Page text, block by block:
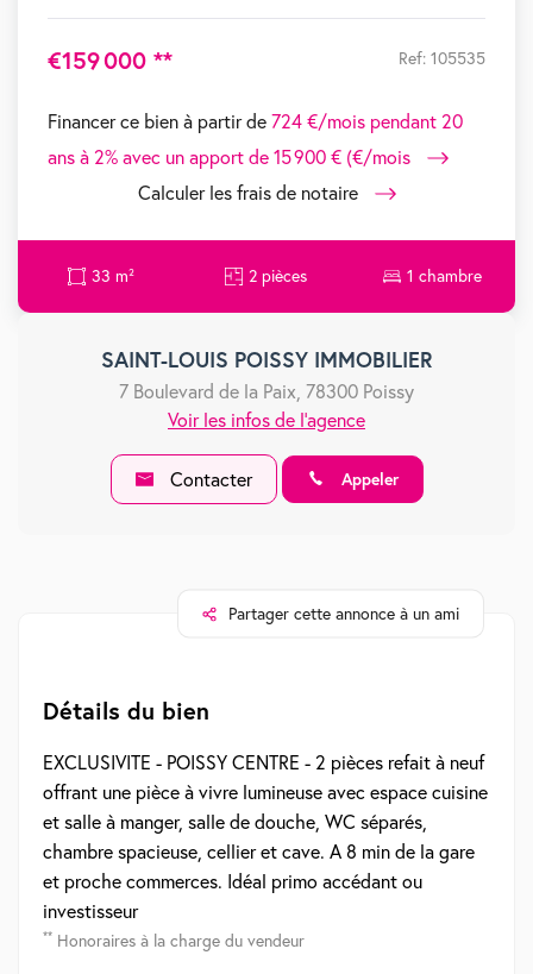
€159 000 ** Ref: 105535
Financer ce bien à partir de 724 €/mois pendant 20
ans à 2% avec un apport de 15 900 € (€/mois
Calculer les frais de notaire
33 m² 2 pièces 1 chambre
SAINT-LOUIS POISSY IMMOBILIER
7 Boulevard de la Paix, 78300 Poissy
Voir les infos de l'agence
Contacter Appeler
Partager cette annonce à un ami
Détails du bien
EXCLUSIVITE - POISSY CENTRE - 2 pièces refait à neuf
offrant une pièce à vivre lumineuse avec espace cuisine
et salle à manger, salle de douche, WC séparés,
chambre spacieuse, cellier et cave. A 8 min de la gare
et proche commerces. Idéal primo accédant ou
investisseur
** Honoraires à la charge du vendeur